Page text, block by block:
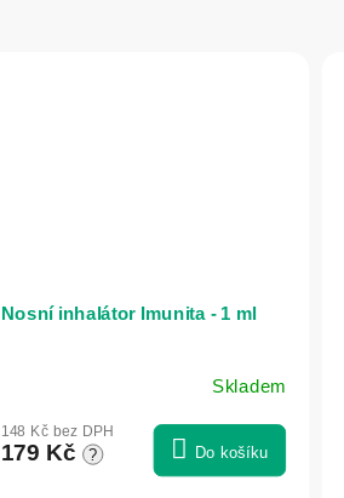
Nosní inhalátor Imunita - 1 ml
produktu
Skladem
148 Kč bez DPH
179 Kč ? Do košíku